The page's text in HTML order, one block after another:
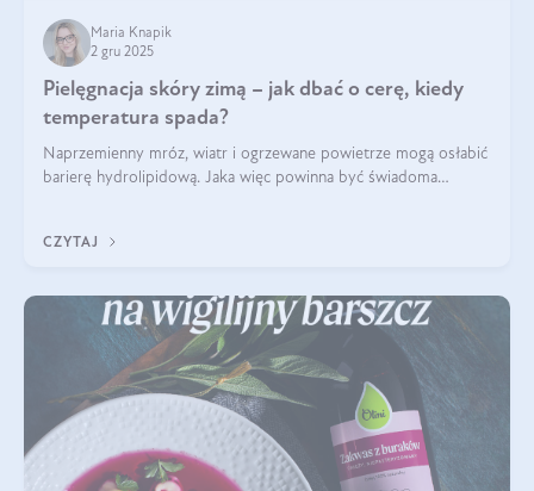
Maria Knapik
2 gru 2025
Pielęgnacja skóry zimą – jak dbać o cerę, kiedy
temperatura spada?
Naprzemienny mróz, wiatr i ogrzewane powietrze mogą osłabić
barierę hydrolipidową. Jaka więc powinna być świadoma
CZYTAJ